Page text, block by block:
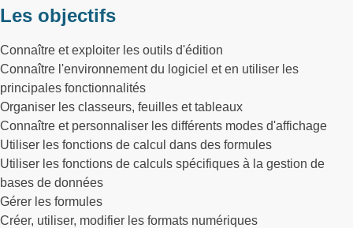
Les objectifs
Connaître et exploiter les outils d'édition
Connaître l'environnement du logiciel et en utiliser les
principales fonctionnalités
Organiser les classeurs, feuilles et tableaux
Connaître et personnaliser les différents modes d'affichage
Utiliser les fonctions de calcul dans des formules
Utiliser les fonctions de calculs spécifiques à la gestion de
bases de données
Gérer les formules
Créer, utiliser, modifier les formats numériques